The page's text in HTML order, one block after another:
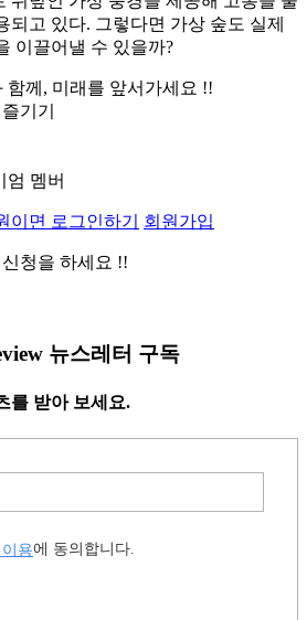
되고 있다. 그렇다면 가상 숲도 실제
이끌어낼 수 있을까?
께, 미래를 앞서가세요 !!
기기
엄 멤버
이면 로그인하기 회원가입
청을 하세요 !!
뉴스레터 구독
를 받아 보세요.
용에 동의합니다.